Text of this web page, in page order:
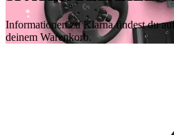
Informationen zu Klarna findest du
deinem Warenkorb.